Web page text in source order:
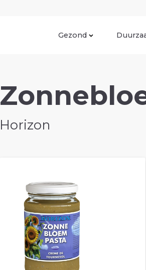
Gezond
Horizon